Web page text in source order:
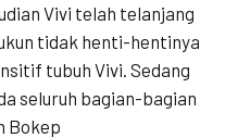
Vivi telah telanjang
tidak henti-hentinya
tubuh Vivi. Sedang
seluruh bagian-bagian
Bokep